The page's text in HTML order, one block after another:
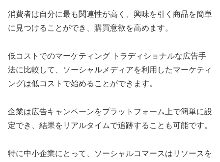
消費者は自分に最も関連性が高く、興味を引く商品を簡単
に見つけることができ、購買意欲を高めます。
低コストでのマーケティング トラディショナルな広告手
法に比較して、ソーシャルメディアを利用したマーケティ
ングは低コストで始めることができます。
企業は広告キャンペーンをプラットフォーム上で簡単に設
定でき、結果をリアルタイムで追跡することも可能です。
特に中小企業にとって、ソーシャルコマースはリソースを